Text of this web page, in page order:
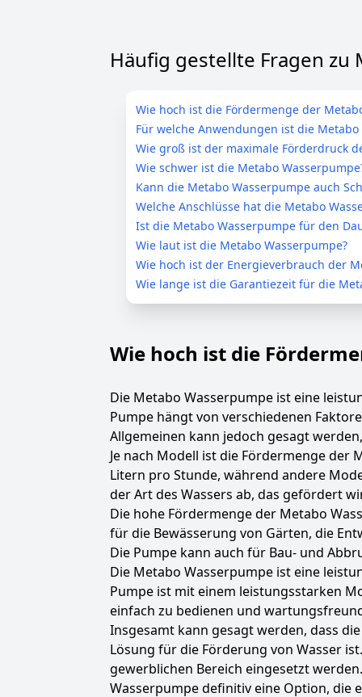
Häufig gestellte Fragen zu
Wie hoch ist die Fördermenge der
Für welche Anwendungen ist die
Wie groß ist der maximale Förderdruck
Wie schwer ist die Metabo
Kann die Metabo Wasserpumpe auch
Welche Anschlüsse hat die Metabo
Ist die Metabo Wasserpumpe für den
Wie laut ist die Metabo Wasserpumpe?
Wie hoch ist der Energieverbrauch der
Wie lange ist die Garantiezeit für die
Wie hoch ist die
Die Metabo Wasserpumpe ist eine
Pumpe hängt von verschiedenen
Allgemeinen kann jedoch gesagt
Je nach Modell ist die Fördermenge der
Litern pro Stunde, während andere
der Art des Wassers ab, das gefördert
Die hohe Fördermenge der Metabo
für die Bewässerung von Gärten, die
Die Pumpe kann auch für Bau- und
Die Metabo Wasserpumpe ist eine
Pumpe ist mit einem leistungsstarken
einfach zu bedienen und
Insgesamt kann gesagt werden, dass
Lösung für die Förderung von Wasser
gewerblichen Bereich eingesetzt
Wasserpumpe definitiv eine Option, die